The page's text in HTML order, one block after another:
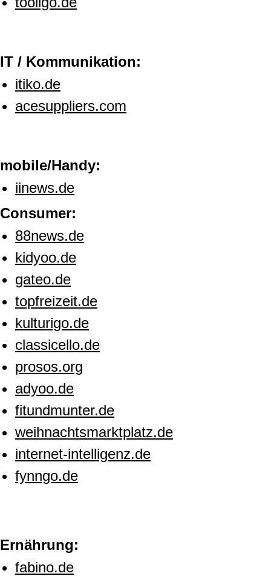
IT / Kommunikation:
itiko.de
acesuppliers.com
mobile/Handy:
iinews.de
Consumer:
88news.de
kidyoo.de
gateo.de
topfreizeit.de
kulturigo.de
classicello.de
prosos.org
adyoo.de
fitundmunter.de
weihnachtsmarktplatz.de
internet-intelligenz.de
fynngo.de
Ernährung:
fabino.de